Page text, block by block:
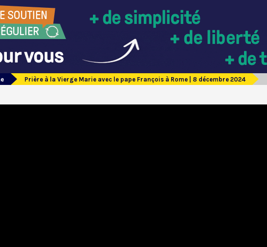
Prière à la Vierge Marie avec le pape François à Rome | 8 décembre 2024